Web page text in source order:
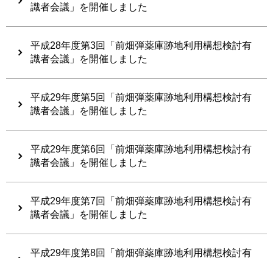
識者会議」を開催しました
平成28年度第3回「前畑弾薬庫跡地利用構想検討有
識者会議」を開催しました
平成29年度第5回「前畑弾薬庫跡地利用構想検討有
識者会議」を開催しました
平成29年度第6回「前畑弾薬庫跡地利用構想検討有
識者会議」を開催しました
平成29年度第7回「前畑弾薬庫跡地利用構想検討有
識者会議」を開催しました
平成29年度第8回「前畑弾薬庫跡地利用構想検討有